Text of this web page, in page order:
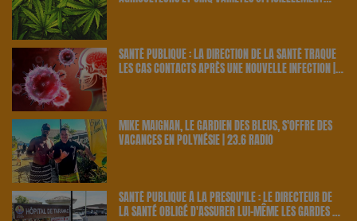
SANTÉ PUBLIQUE : LA DIRECTION DE LA SANTÉ TRAQUE
LES CAS CONTACTS APRÈS UNE NOUVELLE INFECTION |
MIKE MAIGNAN, LE GARDIEN DES BLEUS, S'OFFRE DES
VACANCES EN POLYNÉSIE | 23.6 RADIO
SANTÉ PUBLIQUE À LA PRESQU'ÎLE : LE DIRECTEUR DE
LA SANTÉ OBLIGÉ D'ASSURER LUI-MÊME LES GARDES À